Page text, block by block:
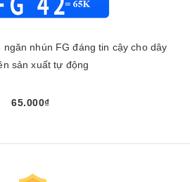
ngăn nhún FG đáng tin cậy cho dây
sản xuất tự động
65.000₫